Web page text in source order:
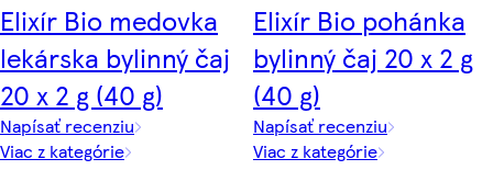
Elixír Bio medovka
lekárska bylinný čaj
20 x 2 g (40 g)
Napísať recenziu
Viac z kategórie
Elixír Bio pohánka
bylinný čaj 20 x 2 g
(40 g)
Napísať recenziu
Viac z kategórie